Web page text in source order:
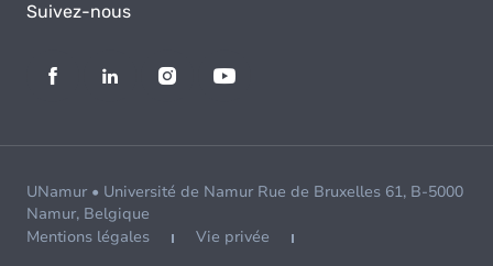
Suivez-nous
UNamur • Université de Namur Rue de Bruxelles 61, B-5000
Namur, Belgique
Mentions légales
Vie privée